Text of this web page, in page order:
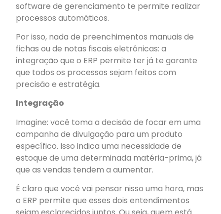
software de gerenciamento te permite realizar
processos automáticos.
Por isso, nada de preenchimentos manuais de
fichas ou de notas fiscais eletrônicas: a
integração que o ERP permite ter já te garante
que todos os processos sejam feitos com
precisão e estratégia.
Integração
Imagine: você toma a decisão de focar em uma
campanha de divulgação para um produto
específico. Isso indica uma necessidade de
estoque de uma determinada matéria-prima, já
que as vendas tendem a aumentar.
É claro que você vai pensar nisso uma hora, mas
o ERP permite que esses dois entendimentos